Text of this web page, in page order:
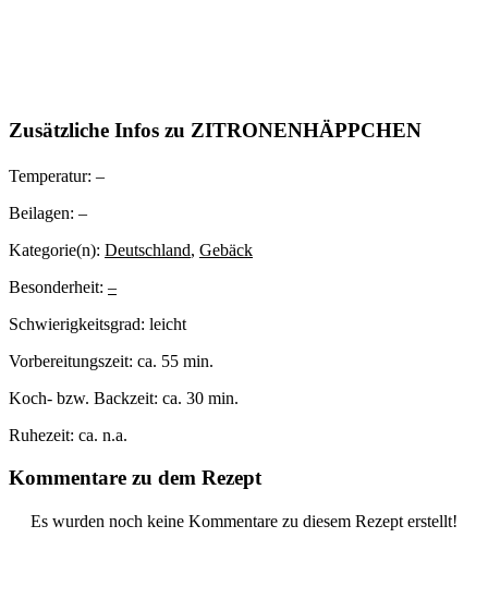
Zusätzliche Infos zu ZITRONENHÄPPCHEN
Temperatur: –
Beilagen: –
Kategorie(n): Deutschland, Gebäck
Besonderheit: –
Schwierigkeitsgrad: leicht
Vorbereitungszeit: ca. 55 min.
Koch- bzw. Backzeit: ca. 30 min.
Ruhezeit: ca. n.a.
Kommentare zu dem Rezept
Es wurden noch keine Kommentare zu diesem Rezept erstellt!